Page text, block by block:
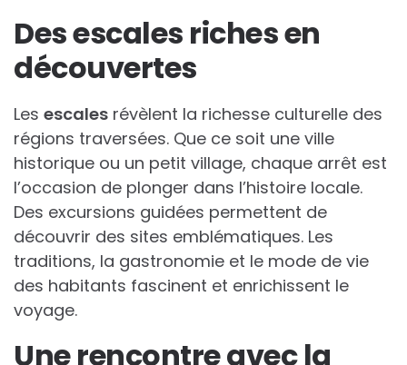
Des escales riches en
découvertes
Les escales révèlent la richesse culturelle des
régions traversées. Que ce soit une ville
historique ou un petit village, chaque arrêt est
l’occasion de plonger dans l’histoire locale.
Des excursions guidées permettent de
découvrir des sites emblématiques. Les
traditions, la gastronomie et le mode de vie
des habitants fascinent et enrichissent le
voyage.
Une rencontre avec la